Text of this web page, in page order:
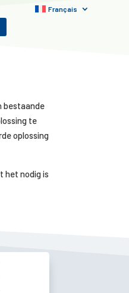
Français
bestaande
te
oplossing
het nodig is